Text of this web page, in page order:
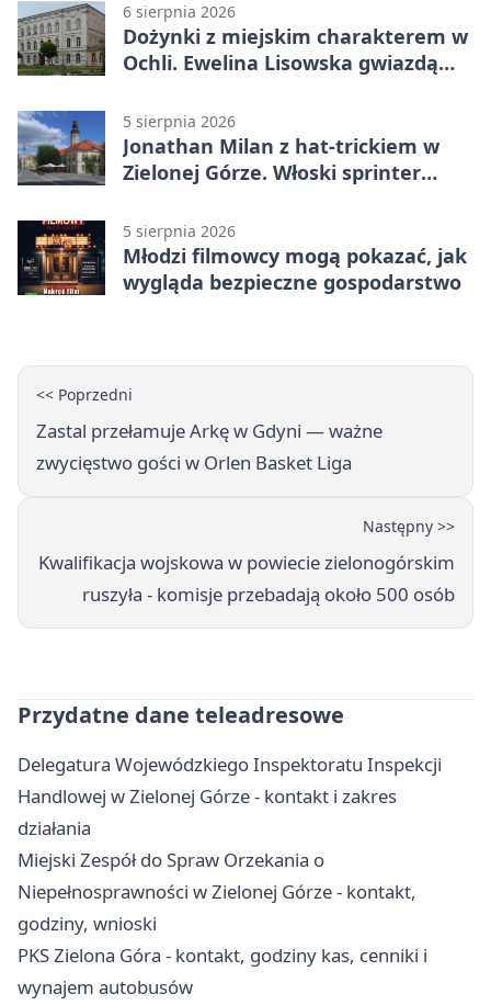
6 sierpnia 2026
Dożynki z miejskim charakterem w
Ochli. Ewelina Lisowska gwiazdą
5 sierpnia 2026
Jonathan Milan z hat-trickiem w
Zielonej Górze. Włoski sprinter
5 sierpnia 2026
Młodzi filmowcy mogą pokazać, jak
wygląda bezpieczne gospodarstwo
<< Poprzedni
Zastal przełamuje Arkę w Gdyni — ważne
zwycięstwo gości w Orlen Basket Liga
Następny >>
Kwalifikacja wojskowa w powiecie zielonogórskim
ruszyła - komisje przebadają około 500 osób
Przydatne dane teleadresowe
Delegatura Wojewódzkiego Inspektoratu Inspekcji
Handlowej w Zielonej Górze - kontakt i zakres
działania
Miejski Zespół do Spraw Orzekania o
Niepełnosprawności w Zielonej Górze - kontakt,
godziny, wnioski
PKS Zielona Góra - kontakt, godziny kas, cenniki i
wynajem autobusów